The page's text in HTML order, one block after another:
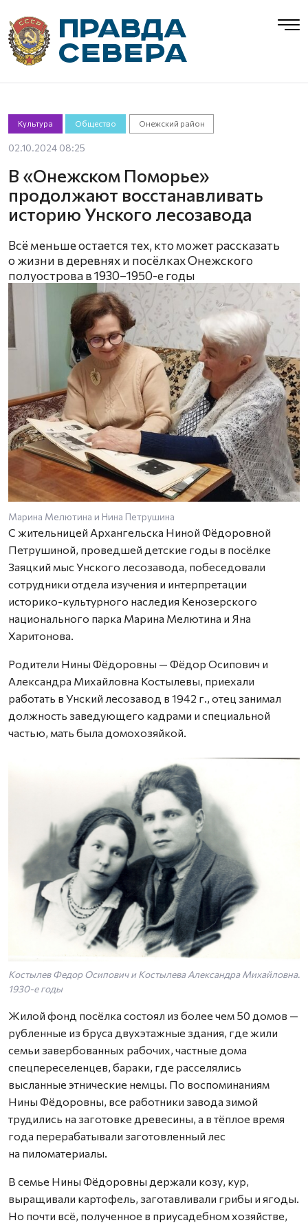
Культура Общество Онежский район
02.10.2024 08:25
В «Онежском Поморье»
продолжают восстанавливать
историю Унского лесозавода
Всё меньше остается тех, кто может рассказать
о жизни в деревнях и посёлках Онежского
полуострова в 1930–1950-е годы
Марина Мелютина и Нина Петрушина
С жительницей Архангельска Ниной Фёдоровной
Петрушиной, проведшей детские годы в посёлке
Заяцкий мыс Унского лесозавода, побеседовали
сотрудники отдела изучения и интерпретации
историко-культурного наследия Кенозерского
национального парка Марина Мелютина и Яна
Харитонова.
Родители Нины Фёдоровны — Фёдор Осипович и
Александра Михайловна Костылевы, приехали
работать в Унский лесозавод в 1942 г., отец занимал
должность заведующего кадрами и специальной
частью, мать была домохозяйкой.
Костылев Федор Осипович и Костылева Александра Михайловна.
1930-е годы
Жилой фонд посёлка состоял из более чем 50 домов —
рубленные из бруса двухэтажные здания, где жили
семьи завербованных рабочих, частные дома
спецпереселенцев, бараки, где расселялись
высланные этнические немцы. По воспоминаниям
Нины Фёдоровны, все работники завода зимой
трудились на заготовке древесины, а в тёплое время
года перерабатывали заготовленный лес
на пиломатериалы.
В семье Нины Фёдоровны держали козу, кур,
выращивали картофель, заготавливали грибы и ягоды.
Но почти всё, полученное в приусадебном хозяйстве,